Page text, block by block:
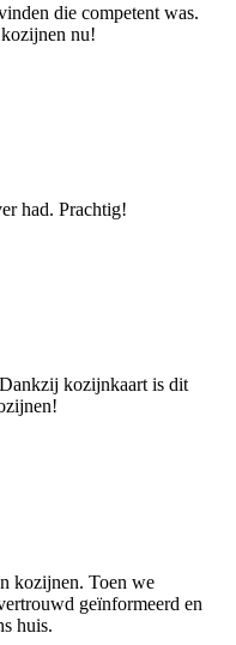
die competent was.
nu!
had. Prachtig!
kozijnkaart is dit
kozijnen. Toen we
geïnformeerd en
huis.